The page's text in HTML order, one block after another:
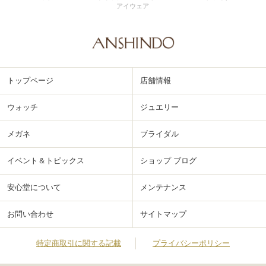
アイウェア
トップページ 店舗情報
ウォッチ ジュエリー
メガネ ブライダル
イベント＆トピックス ショップ ブログ
安心堂について メンテナンス
お問い合わせ サイトマップ
特定商取引に関する記載 プライバシーポリシー